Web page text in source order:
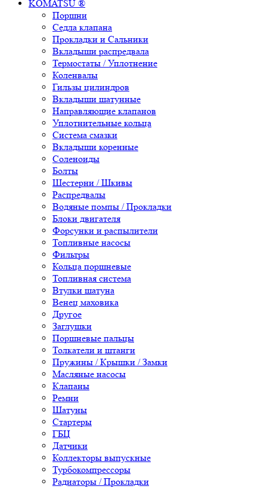
KOMATSU ®
Поршни
Седла клапана
Прокладки и Сальники
Вкладыши распредвала
Термостаты / Уплотнение
Коленвалы
Гильзы цилиндров
Вкладыши шатунные
Направляющие клапанов
Уплотнительные кольца
Система смазки
Вкладыши коренные
Соленоиды
Болты
Шестерни / Шкивы
Распредвалы
Водяные помпы / Прокладки
Блоки двигателя
Форсунки и распылители
Топливные насосы
Фильтры
Кольца поршневые
Топливная система
Втулки шатуна
Венец маховика
Другое
Заглушки
Поршневые пальцы
Толкатели и штанги
Пружины / Крышки / Замки
Масляные насосы
Клапаны
Ремни
Шатуны
Стартеры
ГБЦ
Датчики
Коллекторы выпускные
Турбокомпрессоры
Радиаторы / Прокладки